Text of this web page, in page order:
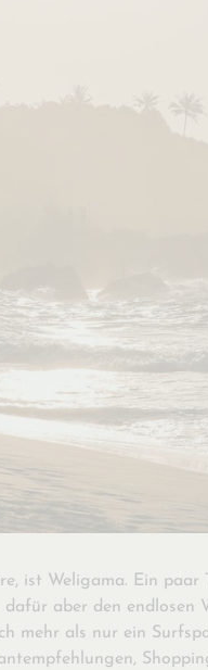
ist Weligama. Ein paar
aber den endlosen
mehr als nur ein